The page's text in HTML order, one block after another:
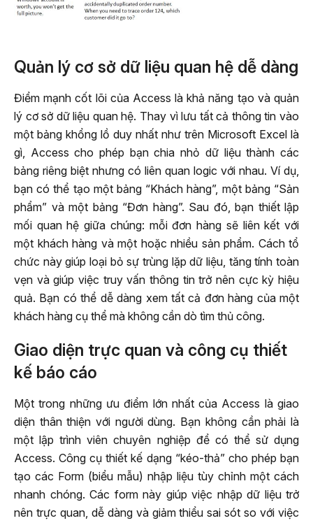
Quản lý cơ sở dữ liệu quan hệ dễ dàng
Điểm mạnh cốt lõi của Access là khả năng tạo và quản
lý cơ sở dữ liệu quan hệ. Thay vì lưu tất cả thông tin vào
một bảng khổng lồ duy nhất như trên Microsoft Excel là
gì, Access cho phép bạn chia nhỏ dữ liệu thành các
bảng riêng biệt nhưng có liên quan logic với nhau. Ví dụ,
bạn có thể tạo một bảng “Khách hàng”, một bảng “Sản
phẩm” và một bảng “Đơn hàng”. Sau đó, bạn thiết lập
mối quan hệ giữa chúng: mỗi đơn hàng sẽ liên kết với
một khách hàng và một hoặc nhiều sản phẩm. Cách tổ
chức này giúp loại bỏ sự trùng lặp dữ liệu, tăng tính toàn
vẹn và giúp việc truy vấn thông tin trở nên cực kỳ hiệu
quả. Bạn có thể dễ dàng xem tất cả đơn hàng của một
khách hàng cụ thể mà không cần dò tìm thủ công.
Giao diện trực quan và công cụ thiết
kế báo cáo
Một trong những ưu điểm lớn nhất của Access là giao
diện thân thiện với người dùng. Bạn không cần phải là
một lập trình viên chuyên nghiệp để có thể sử dụng
Access. Công cụ thiết kế dạng “kéo-thả” cho phép bạn
tạo các Form (biểu mẫu) nhập liệu tùy chỉnh một cách
nhanh chóng. Các form này giúp việc nhập dữ liệu trở
nên trực quan, dễ dàng và giảm thiểu sai sót so với việc